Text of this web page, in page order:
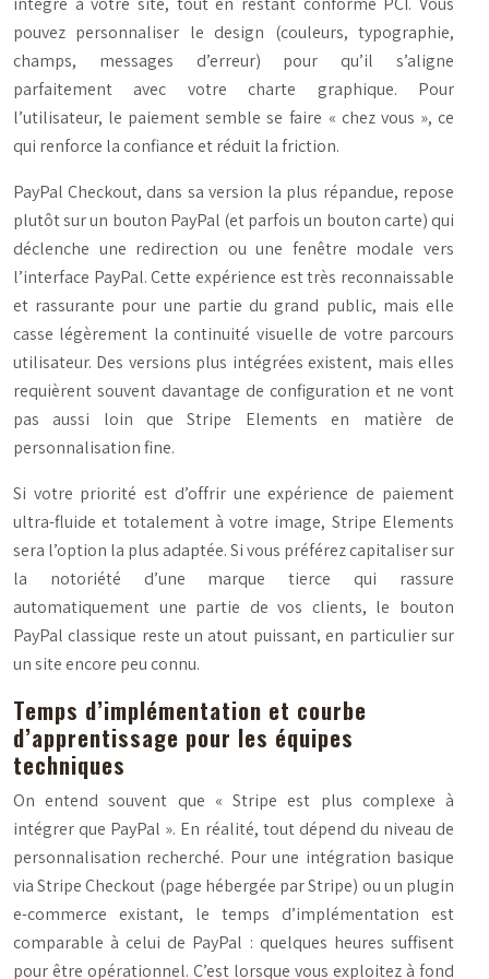
pouvez personnaliser le design (couleurs, typographie,
champs, messages d’erreur) pour qu’il s’aligne
parfaitement avec votre charte graphique. Pour
l’utilisateur, le paiement semble se faire « chez vous », ce
qui renforce la confiance et réduit la friction.
PayPal Checkout, dans sa version la plus répandue, repose
plutôt sur un bouton PayPal (et parfois un bouton carte) qui
déclenche une redirection ou une fenêtre modale vers
l’interface PayPal. Cette expérience est très reconnaissable
et rassurante pour une partie du grand public, mais elle
casse légèrement la continuité visuelle de votre parcours
utilisateur. Des versions plus intégrées existent, mais elles
requièrent souvent davantage de configuration et ne vont
pas aussi loin que Stripe Elements en matière de
personnalisation fine.
Si votre priorité est d’offrir une expérience de paiement
ultra-fluide et totalement à votre image, Stripe Elements
sera l’option la plus adaptée. Si vous préférez capitaliser sur
la notoriété d’une marque tierce qui rassure
automatiquement une partie de vos clients, le bouton
PayPal classique reste un atout puissant, en particulier sur
un site encore peu connu.
Temps d’implémentation et courbe
d’apprentissage pour les équipes
techniques
On entend souvent que « Stripe est plus complexe à
intégrer que PayPal ». En réalité, tout dépend du niveau de
personnalisation recherché. Pour une intégration basique
via Stripe Checkout (page hébergée par Stripe) ou un plugin
e-commerce existant, le temps d’implémentation est
comparable à celui de PayPal : quelques heures suffisent
pour être opérationnel. C’est lorsque vous exploitez à fond